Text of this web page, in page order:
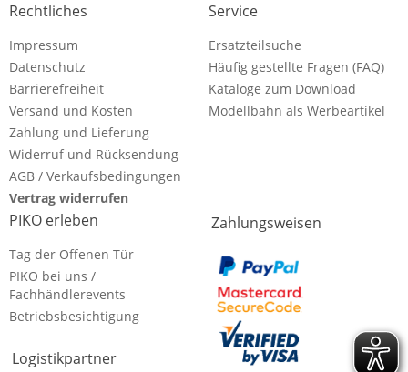
Rechtliches
Impressum
Datenschutz
Barrierefreiheit
Versand und Kosten
Zahlung und Lieferung
Widerruf und Rücksendung
AGB / Verkaufsbedingungen
Vertrag widerrufen
Service
Ersatzteilsuche
Häufig gestellte Fragen (FAQ)
Kataloge zum Download
Modellbahn als Werbeartikel
PIKO erleben
Tag der Offenen Tür
PIKO bei uns /
Fachhändlerevents
Betriebsbesichtigung
Logistikpartner
Zahlungsweisen